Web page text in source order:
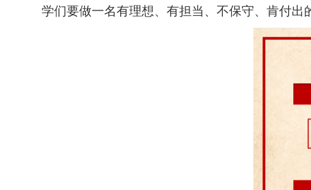
学们要做一名有理想、有担当、不保守、肯付出